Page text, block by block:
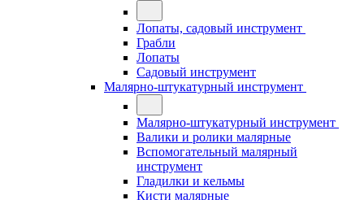
Лопаты, садовый инструмент
Грабли
Лопаты
Садовый инструмент
Малярно-штукатурный инструмент
Малярно-штукатурный инструмент
Валики и ролики малярные
Вспомогательный малярный
инструмент
Гладилки и кельмы
Кисти малярные